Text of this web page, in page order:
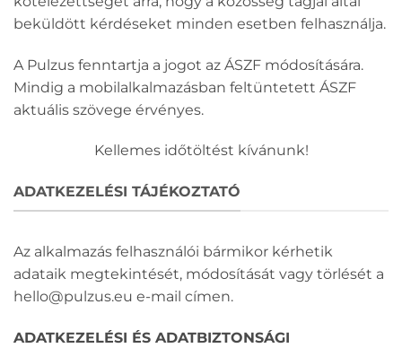
beküldött kérdéseket minden esetben felhasználja.
A Pulzus fenntartja a jogot az ÁSZF módosítására.
Mindig a mobilalkalmazásban feltüntetett ÁSZF
aktuális szövege érvényes.
Kellemes időtöltést kívánunk!
ADATKEZELÉSI TÁJÉKOZTATÓ
Az alkalmazás felhasználói bármikor kérhetik
adataik megtekintését, módosítását vagy törlését a
hello@pulzus.eu e-mail címen.
ADATKEZELÉSI ÉS ADATBIZTONSÁGI